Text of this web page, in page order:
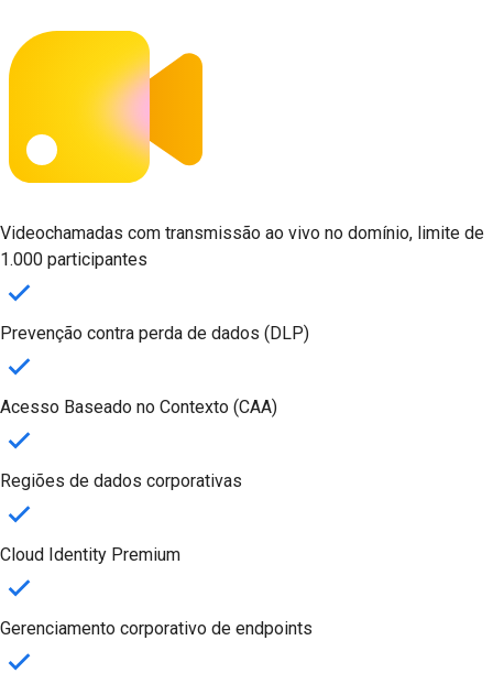
Videochamadas com transmissão ao vivo no domínio, limite de
1.000 participantes
Prevenção contra perda de dados (DLP)
Acesso Baseado no Contexto (CAA)
Regiões de dados corporativas
Cloud Identity Premium
Gerenciamento corporativo de endpoints